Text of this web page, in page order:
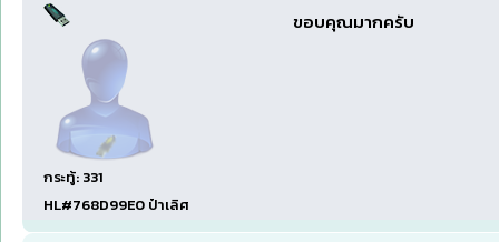
กระทู้: 331
HL#768D99E0 ป๋าเลิศ
ขอบคุณมากครับ